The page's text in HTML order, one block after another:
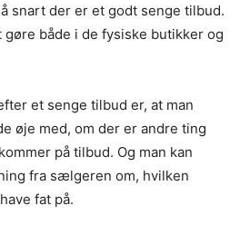
snart der er et godt senge tilbud.
både i de fysiske butikker og
et senge tilbud er, at man
øje med, om der er andre ting
på tilbud. Og man kan
fra sælgeren om, hvilken
fat på.